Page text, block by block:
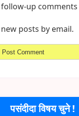
up comments
posts by email.
पसंदीदा विषय चुने !